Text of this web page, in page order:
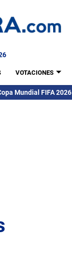
VOTACIONES
Mundial FIFA 2026